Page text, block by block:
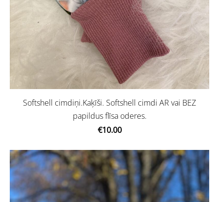
Softshell cimdiņi.Kaķīši. Softshell cimdi AR vai BEZ
papildus flīsa oderes.
€10.00